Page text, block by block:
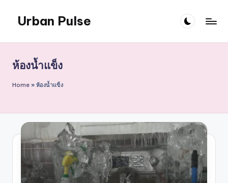
content
Urban Pulse
ห้องน้ำแข็ง
Home » ห้องน้ำแข็ง